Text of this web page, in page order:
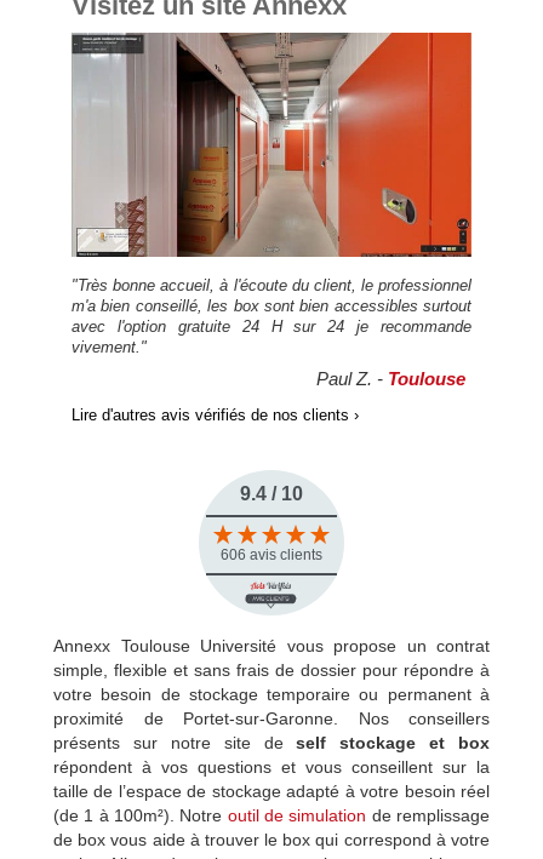
"Très bonne accueil, à l'écoute du client, le professionnel
m'a bien conseillé, les box sont bien accessibles surtout
avec l'option gratuite 24 H sur 24 je recommande
vivement."
Paul Z. - Toulouse
Lire d'autres avis vérifiés de nos clients ›
9.4 / 10
606 avis clients
Annexx Toulouse Université vous propose un contrat
simple, flexible et sans frais de dossier pour répondre à
votre besoin de stockage temporaire ou permanent à
proximité de Portet-sur-Garonne. Nos conseillers
présents sur notre site deself stockage et box
répondent à vos questions et vous conseillent sur la
taille de l’espace de stockage adapté à votre besoin réel
(de 1 à 100m²). Notre outil de simulation de remplissage
de box vous aide à trouver le box qui correspond à votre